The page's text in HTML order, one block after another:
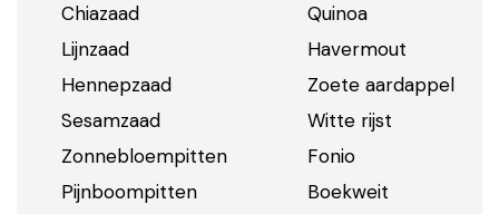
Chiazaad
Lijnzaad
Hennepzaad
Sesamzaad
Zonnebloempitten
Pijnboompitten
Quinoa
Havermout
Zoete aardappel
Witte rijst
Fonio
Boekweit